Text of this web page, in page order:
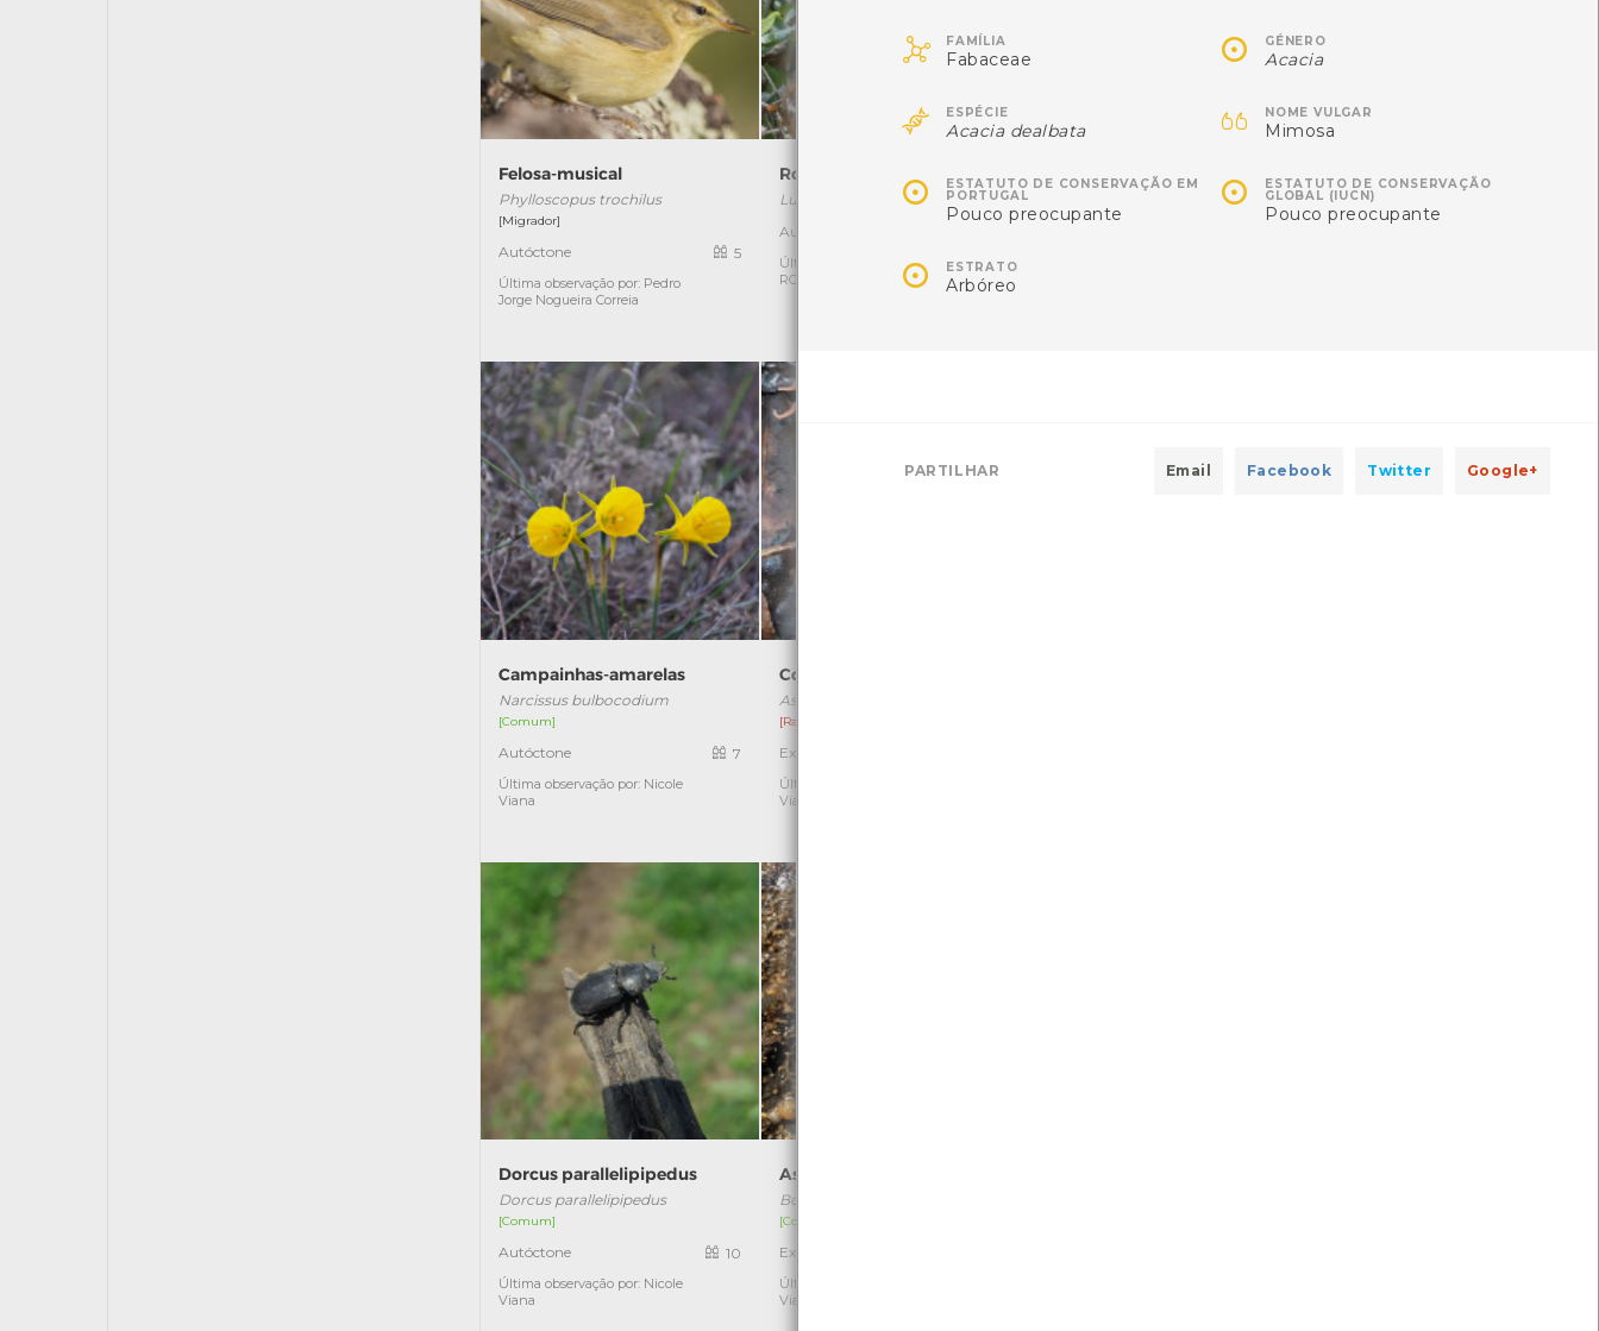
Felosa-musical
Phylloscopus trochilus
[Migrador]
Autóctone
Última observação por: Pedro
Jorge Nogueira Correia
5
Rouxinol-comum
Luscinia megarrhynchos
Autóctone
Última observação por:
ROCHA FERNANDO
Cecília
[Comum]
Limo-corriola
Saccorhiza polyschides
[Comum]
Campainhas-amarelas
Narcissus bulbocodium
[Comum]
Autóctone
Última observação por: Nicole
Viana
7
Cogumelo-anémona-do-mar
Aseroë rubra
[Raro]
Exótica
Última observação por: Nicole
Viana
Dorcus parallelipipedus
Dorcus parallelipipedus
[Comum]
Autóctone
Última observação por: Nicole
Viana
10
Ascídia-estrela
Botryllus schlosseri
[Comum]
Exótica invasora
Última observação por: Nicole
Viana
 FAMÍLIA
Fabaceae  GÉNERO
Acacia
 ESPÉCIE
Acacia dealbata  NOME VULGAR
Mimosa
 ESTATUTO DE CONSERVAÇÃO EM
PORTUGAL
Pouco preocupante
 ESTATUTO DE CONSERVAÇÃO
GLOBAL (IUCN)
Pouco preocupante
 ESTRATO
Arbóreo
PARTILHAR Email Facebook Twitter Google+